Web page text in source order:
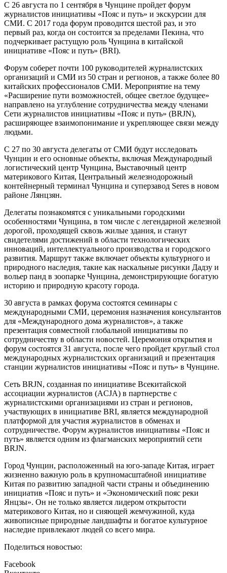
С 26 августа по 1 сентября в Чунцине пройдет форум
журналистов инициативы «Пояс и путь» и экскурсии для
СМИ. С 2017 года форум проводится шестой раз, и это
первый раз, когда он состоится за пределами Пекина, что
подчеркивает растущую роль Чунцина в китайской
инициативе «Пояс и путь» (BRI).
Форум соберет почти 100 руководителей журналистских
организаций и СМИ из 50 стран и регионов, а также более 80
китайских профессионалов СМИ. Мероприятие на тему
«Расширение пути возможностей, общее светлое будущее»
направлено на углубление сотрудничества между членами
Сети журналистов инициативы «Пояс и путь» (BRJN),
расширяющее взаимопонимание и укрепляющее связи между
людьми.
С 27 по 30 августа делегаты от СМИ будут исследовать
Чунцин и его основные объекты, включая Международный
логистический центр Чунцина, Выставочный центр
материкового Китая, Центральный железнодорожный
контейнерный терминал Чунцина и суперзавод Seres в новом
районе Лянцзян.
Делегаты познакомятся с уникальными городскими
особенностями Чунцина, в том числе с легендарной железной
дорогой, проходящей сквозь жилые здания, и станут
свидетелями достижений в области технологических
инноваций, интеллектуального производства и городского
развития. Маршрут также включает объекты культурного и
природного наследия, такие как наскальные рисунки Дадзу и
вольер панд в зоопарке Чунцина, демонстрирующие богатую
историю и природную красоту города.
30 августа в рамках форума состоятся семинары с
международными СМИ, церемония назначения консультантов
для «Международного дома журналистов», а также
презентация совместной глобальной инициативы по
сотрудничеству в области новостей. Церемония открытия и
форум состоятся 31 августа, после чего пройдет круглый стол
международных журналистских организаций и презентация
станции журналистов инициативы «Пояс и путь» в Чунцине.
Сеть BRJN, созданная по инициативе Всекитайской
ассоциации журналистов (ACJA) в партнерстве с
журналистскими организациями из стран и регионов,
участвующих в инициативе BRI, является международной
платформой для участия журналистов в обменах и
сотрудничестве. Форум журналистов инициативы «Пояс и
путь» является одним из флагманских мероприятий сети
BRJN.
Город Чунцин, расположенный на юго-западе Китая, играет
жизненно важную роль в крупномасштабной инициативе
Китая по развитию западной части страны и объединению
инициатив «Пояс и путь» и «Экономический пояс реки
Янцзы». Он не только является лидером открытости
материкового Китая, но и сияющей жемчужиной, куда
живописные природные ландшафты и богатое культурное
наследие привлекают людей со всего мира.
Поделиться новостью:
Facebook